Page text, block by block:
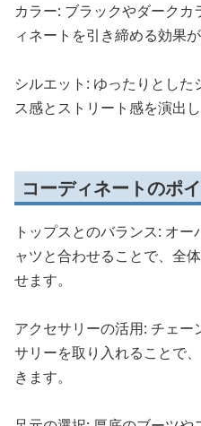
カラー: ブラックやダーク
ィネートを引き締める効果が
シルエット: ゆったりとし
ス感とストリート感を演出し
コーディネートのポ
トップスとのバランス: オ
ャツと合わせることで、全
せます。
アクセサリーの活用: チェ
サリーを取り入れることで
きます。